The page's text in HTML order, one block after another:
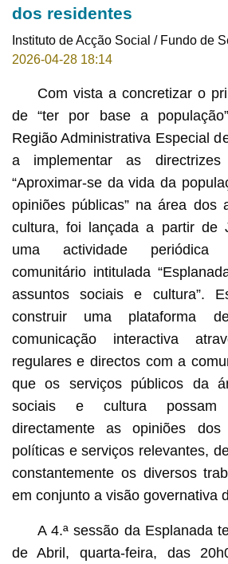
dos residentes
Instituto de Acção Social / Fundo de
2026-04-28 18:14
Com vista a concretizar o
de “ter por base a
Região Administrativa Especial
a implementar as
“Aproximar-se da vida da
opiniões públicas” na área dos
cultura, foi lançada a partir de
uma actividade periódica
comunitário intitulada
assuntos sociais e cultura”.
construir uma plataforma
comunicação interactiva
regulares e directos com a
que os serviços públicos da
sociais e cultura possam
directamente as opiniões dos
políticas e serviços relevantes,
constantemente os diversos
em conjunto a visão governativa
A 4.ª sessão da Esplanada
de Abril, quarta-feira, das